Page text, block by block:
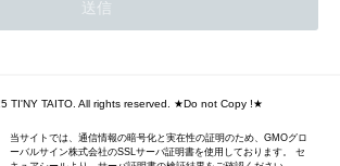
TI'NY TAITO. All rights reserved. ★Do not Copy !★
当サイトでは、通信情報の暗号化と実在性の証明のため、GMOグロ
ーバルサイン株式会社のSSLサーバ証明書を使用しております。 セ